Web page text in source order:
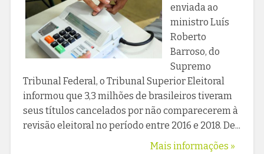
enviada ao
ministro Luís
Roberto
Barroso, do
Supremo
Tribunal Federal, o Tribunal Superior Eleitoral
informou que 3,3 milhões de brasileiros tiveram
seus títulos cancelados por não comparecerem à
revisão eleitoral no período entre 2016 e 2018. De...
Mais informações »